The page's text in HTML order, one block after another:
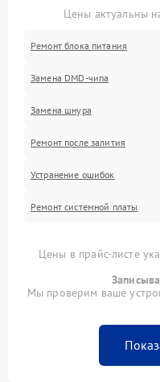
Цены актуальны
Ремонт блока питания
Замена DMD-чипа
Замена шнура
Ремонт после залития
Устранение ошибок
Ремонт системной платы
Цены в прайс-листе
Мы проверим ваше